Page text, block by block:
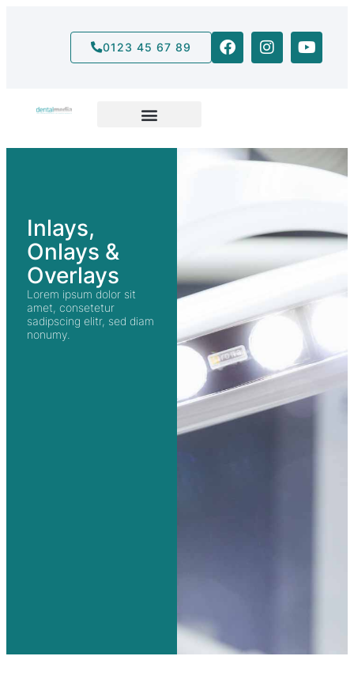
0123 45 67 89
Inlays,
Onlays &
Overlays
Lorem ipsum dolor sit
amet, consetetur
sadipscing elitr, sed diam
nonumy.